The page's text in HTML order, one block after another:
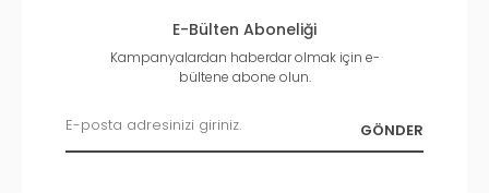
E-Bülten Aboneliği
Kampanyalardan haberdar olmak için e-
bültene abone olun.